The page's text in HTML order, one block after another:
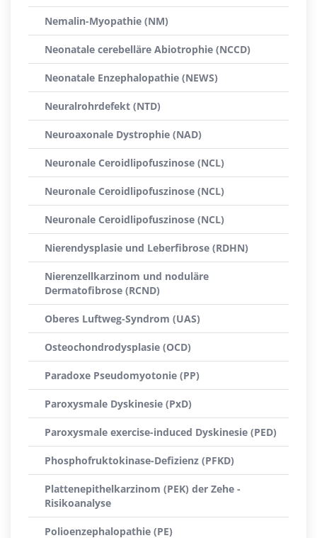
Nemalin-Myopathie (NM)
Neonatale cerebelläre Abiotrophie (NCCD)
Neonatale Enzephalopathie (NEWS)
Neuralrohrdefekt (NTD)
Neuroaxonale Dystrophie (NAD)
Neuronale Ceroidlipofuszinose (NCL)
Neuronale Ceroidlipofuszinose (NCL)
Neuronale Ceroidlipofuszinose (NCL)
Nierendysplasie und Leberfibrose (RDHN)
Nierenzellkarzinom und noduläre
Dermatofibrose (RCND)
Oberes Luftweg-Syndrom (UAS)
Osteochondrodysplasie (OCD)
Paradoxe Pseudomyotonie (PP)
Paroxysmale Dyskinesie (PxD)
Paroxysmale exercise-induced Dyskinesie (PED)
Phosphofruktokinase-Defizienz (PFKD)
Plattenepithelkarzinom (PEK) der Zehe -
Risikoanalyse
Polioenzephalopathie (PE)